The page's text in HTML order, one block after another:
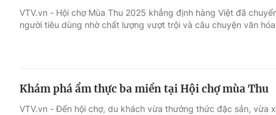
Sao
Chất lượng cuộc sống
VTV.vn - Hội chợ Mùa Thu 2025 khẳng định hàng Việt đã
người tiêu dùng nhờ chất lượng vượt trội và câu chuyện văn
Khám phá ẩm thực ba miền tại Hội chợ mùa Thu
VTV.vn - Đến hội chợ, du khách vừa thưởng thức đặc sản, vừa